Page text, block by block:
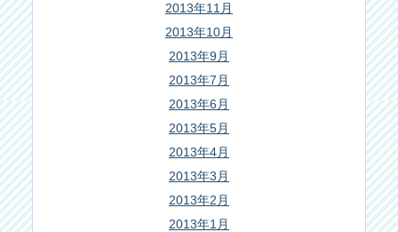
2013年11月
2013年10月
2013年9月
2013年7月
2013年6月
2013年5月
2013年4月
2013年3月
2013年2月
2013年1月